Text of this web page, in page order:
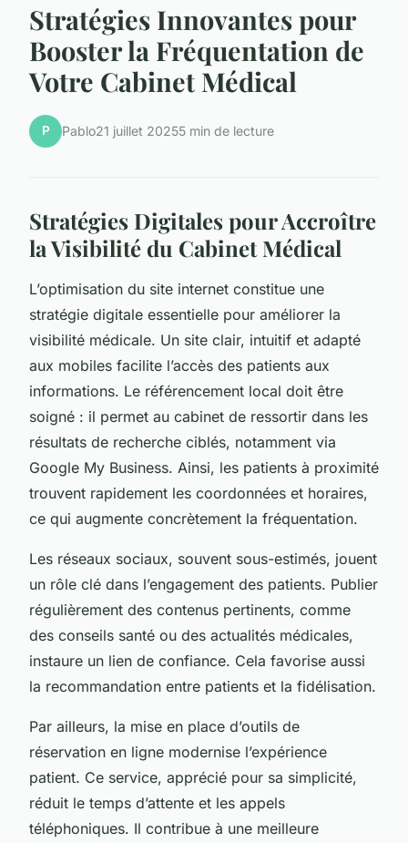
Stratégies Innovantes pour
Booster la Fréquentation de
Votre Cabinet Médical
P Pablo21 juillet 20255 min de lecture
Stratégies Digitales pour Accroître
la Visibilité du Cabinet Médical
L’optimisation du site internet constitue une
stratégie digitale essentielle pour améliorer la
visibilité médicale. Un site clair, intuitif et adapté
aux mobiles facilite l’accès des patients aux
informations. Le référencement local doit être
soigné : il permet au cabinet de ressortir dans les
résultats de recherche ciblés, notamment via
Google My Business. Ainsi, les patients à proximité
trouvent rapidement les coordonnées et horaires,
ce qui augmente concrètement la fréquentation.
Les réseaux sociaux, souvent sous-estimés, jouent
un rôle clé dans l’engagement des patients. Publier
régulièrement des contenus pertinents, comme
des conseils santé ou des actualités médicales,
instaure un lien de confiance. Cela favorise aussi
la recommandation entre patients et la fidélisation.
Par ailleurs, la mise en place d’outils de
réservation en ligne modernise l’expérience
patient. Ce service, apprécié pour sa simplicité,
réduit le temps d’attente et les appels
téléphoniques. Il contribue à une meilleure